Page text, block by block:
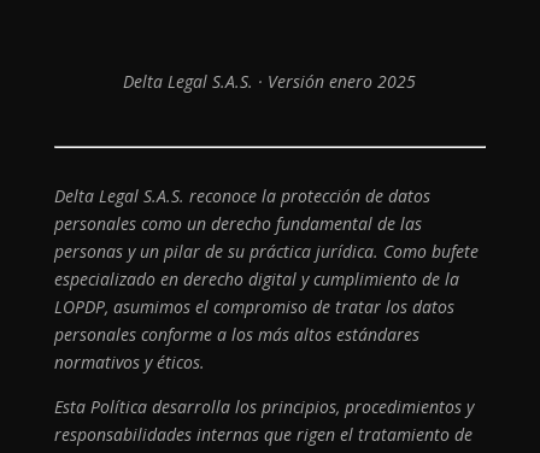
Delta Legal S.A.S. · Versión enero 2025
Delta Legal S.A.S. reconoce la protección de datos
personales como un derecho fundamental de las
personas y un pilar de su práctica jurídica. Como bufete
especializado en derecho digital y cumplimiento de la
LOPDP, asumimos el compromiso de tratar los datos
personales conforme a los más altos estándares
normativos y éticos.
Esta Política desarrolla los principios, procedimientos y
responsabilidades internas que rigen el tratamiento de